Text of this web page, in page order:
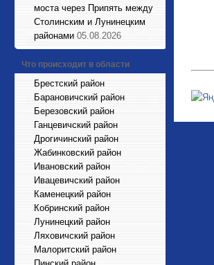
моста через Припять между
Столинским и Лунинецким
районами 05.08.2026
Что происходит в области
Брестский район
Барановичский район
Березовский район
Ганцевичский район
Дрогичинский район
Жабинковский район
Ивановский район
Ивацевичский район
Каменецкий район
Кобринский район
Лунинецкий район
Ляховичский район
Малоритский район